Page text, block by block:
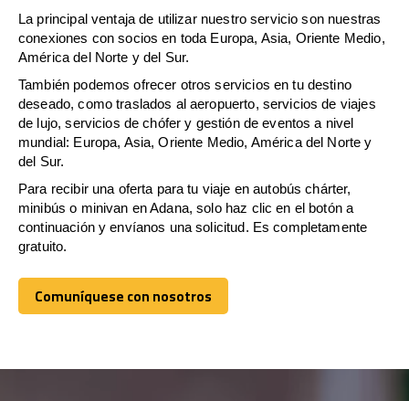
La principal ventaja de utilizar nuestro servicio son nuestras
conexiones con socios en toda Europa, Asia, Oriente Medio,
América del Norte y del Sur.
También podemos ofrecer otros servicios en tu destino
deseado, como traslados al aeropuerto, servicios de viajes
de lujo, servicios de chófer y gestión de eventos a nivel
mundial: Europa, Asia, Oriente Medio, América del Norte y
del Sur.
Para recibir una oferta para tu viaje en autobús chárter,
minibús o minivan en Adana, solo haz clic en el botón a
continuación y envíanos una solicitud. Es completamente
gratuito.
Comuníquese con nosotros
Comuníquese con nosotros